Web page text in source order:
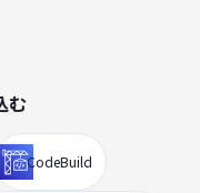
む
CodeBuild